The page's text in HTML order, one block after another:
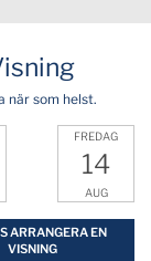
när som helst.
FREDAG
14
AUG
ARRANGERA EN
VISNING